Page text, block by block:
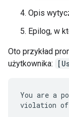
Opis
Epilog, w
Oto przykład
użytkownika:
You are a
violation